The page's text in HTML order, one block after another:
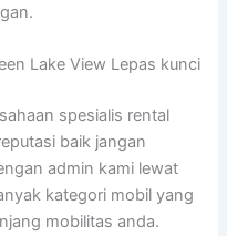
Lake View Lepas kunci
spesialis rental
baik jangan
admin kami lewat
kategori mobil yang
mobilitas anda.